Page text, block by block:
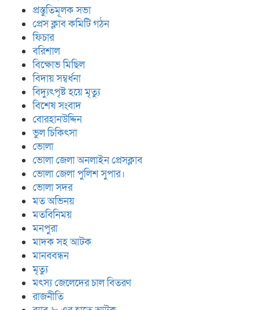
প্রস্তুতিমূলক সভা
প্রেস ক্লাব কমিটি গঠন
ফিচার
বরিশাল
বিক্ষোভ মিছিল
বিদায় সম্বর্ধনা
বিদ্যুৎপৃষ্ট হয়ে মৃত্যু
বিশেষ সংবাদ
বোরহানউদ্দিন
ভুল চিকিৎসা
ভোলা
ভোলা জেলা অনলাইন প্রেসক্লাব
ভোলা জেলা পুলিশ সুপার।
ভোলা সদর
মত অভিনয়
মতবিনিময়
মনপুরা
মাদক সহ আটক
মানববন্ধন
মৃত্যু
মৎস্য জেলেদের চাল বিতরণ
রাজনীতি